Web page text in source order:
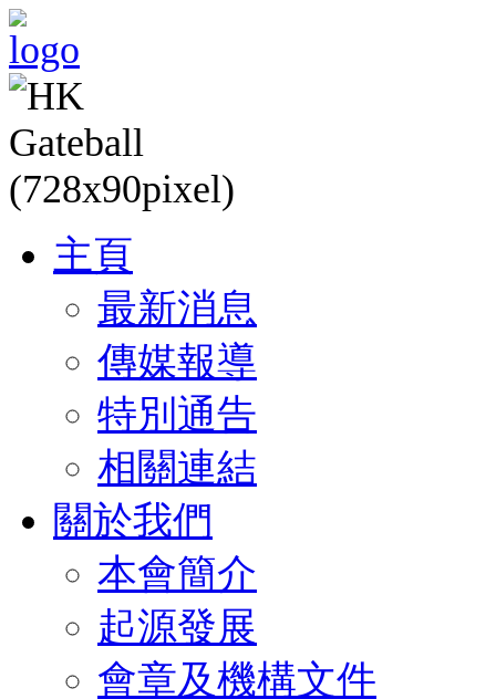
主頁
最新消息
傳媒報導
特別通告
相關連結
關於我們
本會簡介
起源發展
會章及機構文件